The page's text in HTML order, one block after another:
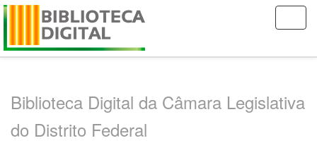
Skip
Biblioteca Digital da Câmara Legislativa
do Distrito Federal